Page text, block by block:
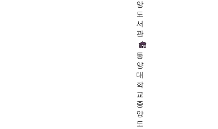
앙
도
서
관
동
양
대
학
교
중
앙
도